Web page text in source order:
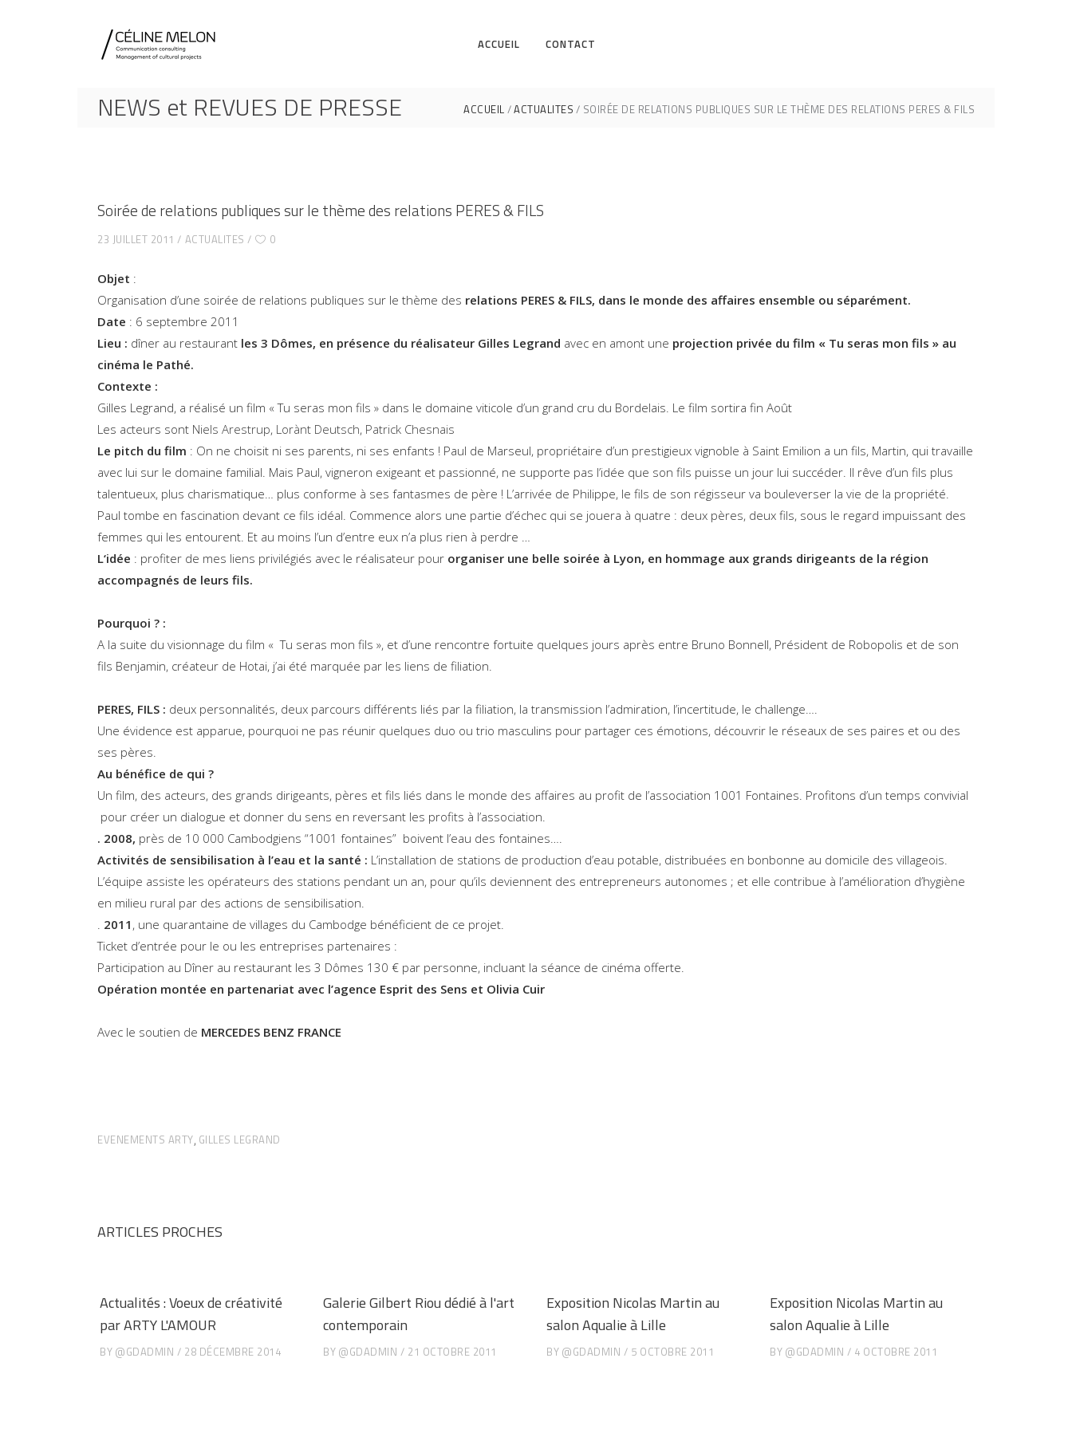
ACCUEIL CONTACT
NEWS et REVUES DE PRESSE ACCUEIL ACTUALITES SOIRÉE DE RELATIONS PUBLIQUES SUR LE THÈME DES RELATIONS PERES & FILS
Soirée de relations publiques sur le thème des relations PERES & FILS
23 JUILLET 2011 ACTUALITES 0
Objet :
Organisation d’une soirée de relations publiques sur le thème des relations PERES & FILS, dans le monde des affaires ensemble ou séparément.
Date : 6 septembre 2011
Lieu : dîner au restaurant les 3 Dômes, en présence du réalisateur Gilles Legrand avec en amont une projection privée du film « Tu seras mon fils » au
cinéma le Pathé.
Contexte :
Gilles Legrand, a réalisé un film « Tu seras mon fils » dans le domaine viticole d’un grand cru du Bordelais. Le film sortira fin Août
Les acteurs sont Niels Arestrup, Lorànt Deutsch, Patrick Chesnais
Le pitch du film : On ne choisit ni ses parents, ni ses enfants ! Paul de Marseul, propriétaire d’un prestigieux vignoble à Saint Emilion a un fils, Martin, qui travaille
avec lui sur le domaine familial. Mais Paul, vigneron exigeant et passionné, ne supporte pas l’idée que son fils puisse un jour lui succéder. Il rêve d’un fils plus
talentueux, plus charismatique… plus conforme à ses fantasmes de père ! L’arrivée de Philippe, le fils de son régisseur va bouleverser la vie de la propriété.
Paul tombe en fascination devant ce fils idéal. Commence alors une partie d’échec qui se jouera à quatre : deux pères, deux fils, sous le regard impuissant des
femmes qui les entourent. Et au moins l’un d’entre eux n’a plus rien à perdre …
L‘idée : profiter de mes liens privilégiés avec le réalisateur pour organiser une belle soirée à Lyon, en hommage aux grands dirigeants de la région
accompagnés de leurs fils.
Pourquoi ? :
A la suite du visionnage du film « Tu seras mon fils », et d’une rencontre fortuite quelques jours après entre Bruno Bonnell, Président de Robopolis et de son
fils Benjamin, créateur de Hotai, j’ai été marquée par les liens de filiation.
PERES, FILS : deux personnalités, deux parcours différents liés par la filiation, la transmission l’admiration, l’incertitude, le challenge….
Une évidence est apparue, pourquoi ne pas réunir quelques duo ou trio masculins pour partager ces émotions, découvrir le réseaux de ses paires et ou des
ses pères.
Au bénéfice de qui ?
Un film, des acteurs, des grands dirigeants, pères et fils liés dans le monde des affaires au profit de l’association 1001 Fontaines. Profitons d’un temps convivial
pour créer un dialogue et donner du sens en reversant les profits à l’association.
. 2008, près de 10 000 Cambodgiens “1001 fontaines” boivent l’eau des fontaines….
Activités de sensibilisation à l’eau et la santé : L’installation de stations de production d’eau potable, distribuées en bonbonne au domicile des villageois.
L’équipe assiste les opérateurs des stations pendant un an, pour qu’ils deviennent des entrepreneurs autonomes ; et elle contribue à l’amélioration d’hygiène
en milieu rural par des actions de sensibilisation.
. 2011 , une quarantaine de villages du Cambodge bénéficient de ce projet.
Ticket d’entrée pour le ou les entreprises partenaires :
Participation au Dîner au restaurant les 3 Dômes 130 € par personne, incluant la séance de cinéma offerte.
Opération montée en partenariat avec l’agence Esprit des Sens et Olivia Cuir
Avec le soutien de MERCEDES BENZ FRANCE
EVENEMENTS ARTY, GILLES LEGRAND
ARTICLES PROCHES
Actualités : Voeux de créativité
par ARTY L'AMOUR
BY @GDADMIN 28 DÉCEMBRE 2014
Galerie Gilbert Riou dédié à l'art
contemporain
BY @GDADMIN 21 OCTOBRE 2011
Exposition Nicolas Martin au
salon Aqualie à Lille
BY @GDADMIN 5 OCTOBRE 2011
Exposition Nicolas Martin au
salon Aqualie à Lille
BY @GDADMIN 4 OCTOBRE 2011